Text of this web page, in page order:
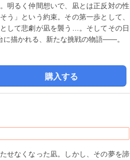
明るく仲間想いで、凪とは正反対の性
う」という約束。その第一歩として、
して悲劇が凪を襲う…。そしてその日
に描かれる、新たな挑戦の物語――。
購入する
せなくなった凪。しかし、その夢を諦